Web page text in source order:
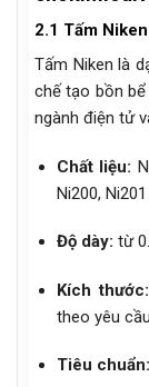
2.1 Tấm
Tấm Niken là
chế tạo bồn
ngành điện tử
Chất liệu:
Ni200, Ni201
Độ dày: từ
Kích thước:
theo yêu cầu
Tiêu chuẩn: